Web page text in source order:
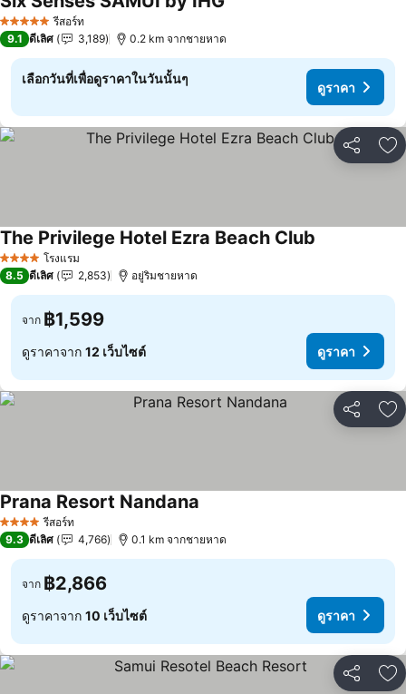
5 ดาว รีสอร์ท
9.1 ดีเลิศ 3,189 0.2 km จากชายหาด
เลือกวันที่เพื่อดูราคาในวันนั้นๆ
ดูราคา
แชร์ เ
4 ดาว โรงแรม
The Privilege Hotel Ezra Beach Club
8.5 ดีเลิศ 2,853 อยู่ริมชายหาด
จาก ฿1,599
ดูราคาจาก 12 เว็บไซต์ ดูราคา
แชร์ เ
4 ดาว รีสอร์ท
Prana Resort Nandana
9.3 ดีเลิศ 4,766 0.1 km จากชายหาด
จาก ฿2,866
ดูราคาจาก 10 เว็บไซต์ ดูราคา
แชร์ เ